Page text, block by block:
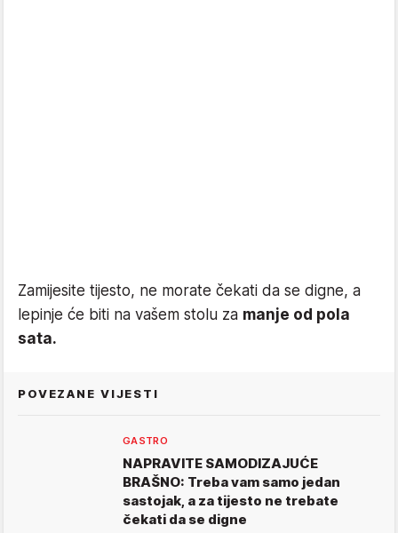
Zamijesite tijesto, ne morate čekati da se digne, a
lepinje će biti na vašem stolu za manje od pola
sata.
POVEZANE VIJESTI
GASTRO
NAPRAVITE SAMODIZAJUĆE
BRAŠNO: Treba vam samo jedan
sastojak, a za tijesto ne trebate
čekati da se digne